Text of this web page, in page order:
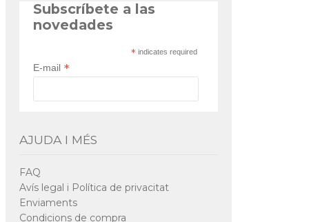
Subscríbete a las
novedades
* indicates required
E-mail *
AJUDA I MÉS
FAQ
Avís legal i Política de privacitat
Enviaments
Condicions de compra